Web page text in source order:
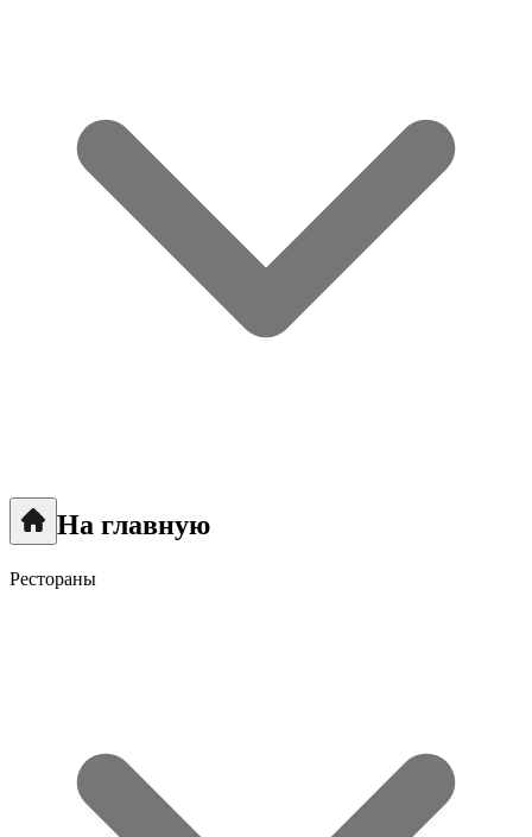
На главную
Рестораны